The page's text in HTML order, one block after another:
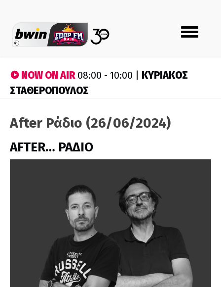
Toggle
navigation
NOW ON AIR08:00 - 10:00 | ΚΥΡΙΑΚΟΣ
ΣΤΑΘΕΡΟΠΟΥΛΟΣ
After Ράδιο (26/06/2024)
AFTER… ΡΑΔΙΟ